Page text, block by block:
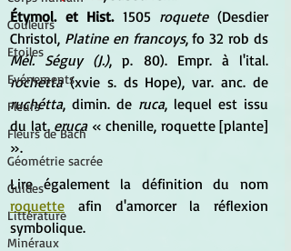
Couleurs
Etoiles
Evénements
Fleurs
Fleurs de Bach
Géométrie sacrée
Guides
Littérature
Minéraux
Étymol. et Hist. 1505 roquete (Desdier
Christol, Platine en francoys
Mél. Séguy (J.)
rochetta
ruchétta, dimin. de ruca, lequel est issu
du lat. eruca « chenille, roquette [plante]
».
roquette afin d'amorcer la réflexion
symbolique.